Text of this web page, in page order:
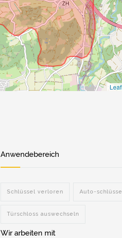
Anwendebereich
Schlüssel verloren Auto-
Türschloss auswechseln
Wir arbeiten mit